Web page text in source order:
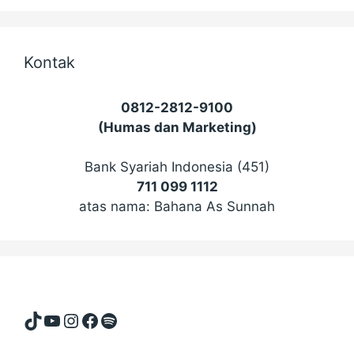
Kontak
0812-2812-9100
(Humas dan Marketing)
Bank Syariah Indonesia (451)
711 099 1112
atas nama: Bahana As Sunnah
TikTok
YouTube
Instagram
Facebook
Spotify